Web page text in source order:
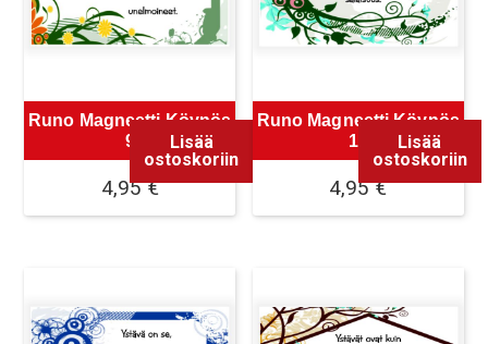
Runo Magneetti Köynös
9
4,95€
Lisää
ostoskoriin
Runo Magneetti Köynös
10
4,95€
Lisää
ostoskoriin